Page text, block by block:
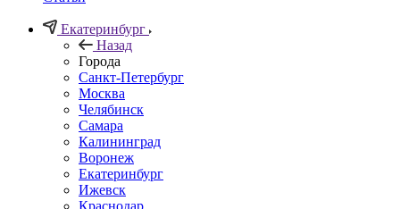
Екатеринбург
Назад
Города
Санкт-Петербург
Москва
Челябинск
Самара
Калининград
Воронеж
Екатеринбург
Ижевск
Краснодар